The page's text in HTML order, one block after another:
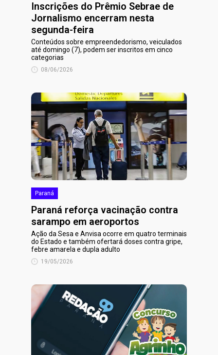
Inscrições do Prêmio Sebrae de
Jornalismo encerram nesta
segunda-feira
Conteúdos sobre empreendedorismo, veiculados
até domingo (7), podem ser inscritos em cinco
categorias
08/06/2026
Paraná
Paraná reforça vacinação contra
sarampo em aeroportos
Ação da Sesa e Anvisa ocorre em quatro terminais
do Estado e também ofertará doses contra gripe,
febre amarela e dupla adulto
19/05/2026